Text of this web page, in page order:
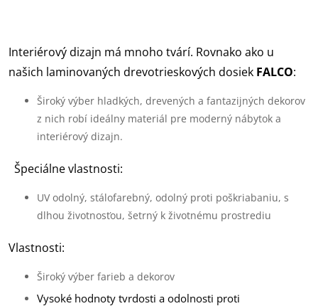
Interiérový dizajn má mnoho tvárí. Rovnako ako u
našich laminovaných drevotrieskových dosiek FALCO:
Široký výber hladkých, drevených a fantazijných dekorov
z nich robí ideálny materiál pre moderný nábytok a
interiérový dizajn.
Špeciálne vlastnosti:
UV odolný, stálofarebný, odolný proti poškriabaniu, s
dlhou životnosťou, šetrný k životnému prostrediu
Vlastnosti:
Široký výber farieb a dekorov
Vysoké hodnoty tvrdosti a odolnosti proti